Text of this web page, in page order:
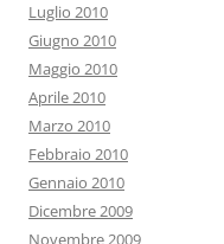
Luglio 2010
Giugno 2010
Maggio 2010
Aprile 2010
Marzo 2010
Febbraio 2010
Gennaio 2010
Dicembre 2009